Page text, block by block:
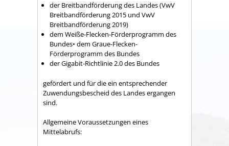
der Breitbandförderung des Landes (VwV
Breitbandförderung 2015 und VwV
Breitbandförderung 2019)
dem Weiße-Flecken-Förderprogramm des
Bundes• dem Graue-Flecken-
Förderprogramm des Bundes
der Gigabit-Richtlinie 2.0 des Bundes
gefördert und für die ein entsprechender
Zuwendungsbescheid des Landes ergangen
sind.
Allgemeine Voraussetzungen eines
Mittelabrufs: